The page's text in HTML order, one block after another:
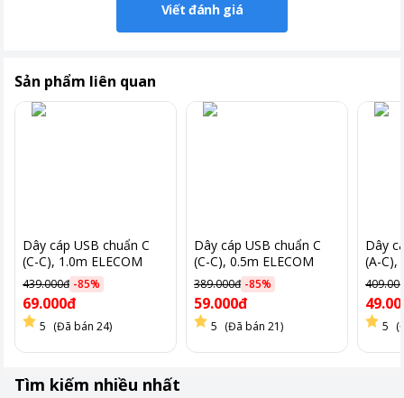
Viết đánh giá
Sản phẩm liên quan
Dây cáp USB chuẩn C
(C-C), 1.0m ELECOM
MPA-CC10NBK
439.000đ -85%
69.000đ
5 (Đã bán 24)
Dây cáp USB chuẩn C
(C-C), 0.5m ELECOM
MPA-CC05NBK
389.000đ -85%
59.000đ
5 (Đã bán 21)
Dây
(A-C),
MPA-
5
Tìm kiếm nhiều nhất